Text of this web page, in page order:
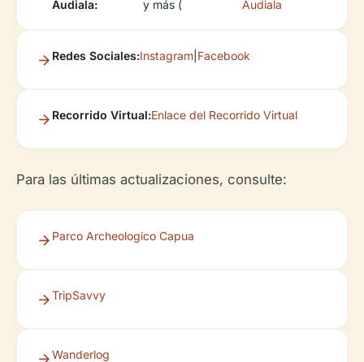
Audiala: y más ( Audiala
Redes Sociales:Instagram Facebook
Recorrido Virtual:Enlace del Recorrido Virtual
Para las últimas actualizaciones, consulte:
Parco Archeologico Capua
TripSavvy
Wanderlog